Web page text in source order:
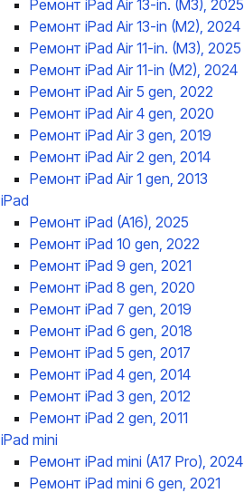
Ремонт iPad Air 13-in. (M3), 2025
Ремонт iPad Air 13-in (M2), 2024
Ремонт iPad Air 11-in. (M3), 2025
Ремонт iPad Air 11-in (M2), 2024
Ремонт iPad Air 5 gen, 2022
Ремонт iPad Air 4 gen, 2020
Ремонт iPad Air 3 gen, 2019
Ремонт iPad Air 2 gen, 2014
Ремонт iPad Air 1 gen, 2013
iPad
Ремонт iPad (A16), 2025
Ремонт iPad 10 gen, 2022
Ремонт iPad 9 gen, 2021
Ремонт iPad 8 gen, 2020
Ремонт iPad 7 gen, 2019
Ремонт iPad 6 gen, 2018
Ремонт iPad 5 gen, 2017
Ремонт iPad 4 gen, 2014
Ремонт iPad 3 gen, 2012
Ремонт iPad 2 gen, 2011
iPad mini
Ремонт iPad mini (A17 Pro), 2024
Ремонт iPad mini 6 gen, 2021